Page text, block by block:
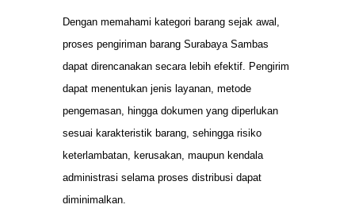
Dengan memahami kategori barang sejak awal,
proses pengiriman barang Surabaya Sambas
dapat direncanakan secara lebih efektif. Pengirim
dapat menentukan jenis layanan, metode
pengemasan, hingga dokumen yang diperlukan
sesuai karakteristik barang, sehingga risiko
keterlambatan, kerusakan, maupun kendala
administrasi selama proses distribusi dapat
diminimalkan.